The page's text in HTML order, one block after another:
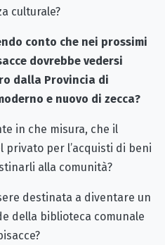
culturale?
conto che nei prossimi
dovrebbe vedersi
dalla Provincia di
e nuovo di zecca?
in che misura, che il
privato per l’acquisti di beni
alla comunità?
destinata a diventare un
della biblioteca comunale